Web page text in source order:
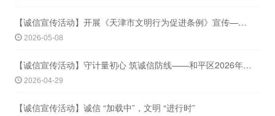
【诚信宣传活动】开展《天津市文明行为促进条例》宣传——涵养文明新风
2026-05-08
【诚信宣传活动】守计量初心 筑诚信防线——和平区2026年诚信工作交流展示会圆满
2026-04-29
【诚信宣传活动】诚信 “加载中”，文明 “进行时”